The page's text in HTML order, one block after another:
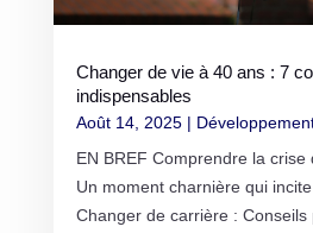
Changer de vie à 40 ans : 7
indispensables
Août 14, 2025|
EN BREF Comprendre la
Un moment charnière qui
Changer de carrière :